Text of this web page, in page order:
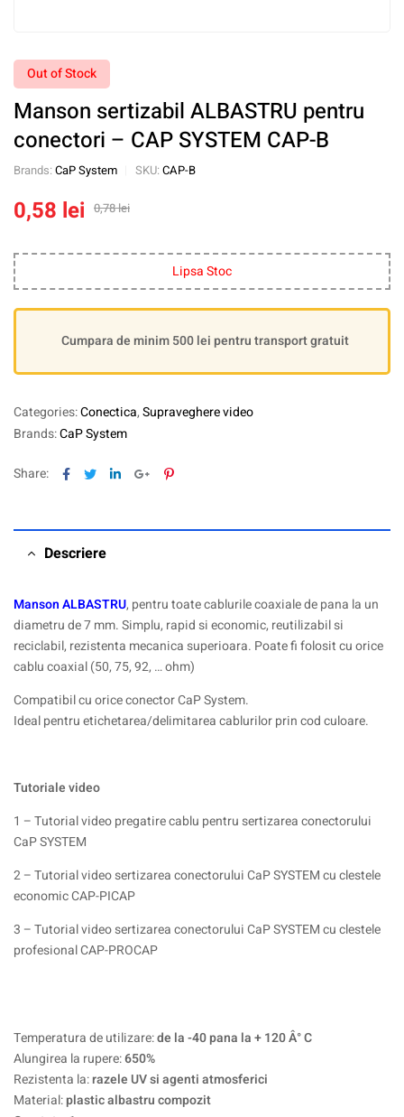
Out of Stock
Manson sertizabil ALBASTRU pentru
conectori – CAP SYSTEM CAP-B
Brands: CaP System SKU: CAP-B
0,78lei
0,58 lei
Lipsa Stoc
Cumpara de minim 500 lei pentru transport gratuit
Categories:Conectica,Supraveghere video
Brands:CaP System
Share: Facebook
TwitterLinkedinGoogle+Pinterest
Descriere
Manson ALBASTRU, pentru toate cablurile coaxiale de pana la un
diametru de 7 mm. Simplu, rapid si economic, reutilizabil si
reciclabil, rezistenta mecanica superioara. Poate fi folosit cu orice
cablu coaxial (50, 75, 92, … ohm)
Compatibil cu orice conector CaP System.
Ideal pentru etichetarea/delimitarea cablurilor prin cod culoare.
Tutoriale video
1 – Tutorial video pregatire cablu pentru sertizarea conectorului
CaP SYSTEM
2 – Tutorial video sertizarea conectorului CaP SYSTEM cu clestele
economic CAP-PICAP
3 – Tutorial video sertizarea conectorului CaP SYSTEM cu clestele
profesional CAP-PROCAP
Temperatura de utilizare:de la -40 pana la + 120 Â° C
Alungirea la rupere:650%
Rezistenta la:razele UV si agenti atmosferici
Material:plastic albastru compozit